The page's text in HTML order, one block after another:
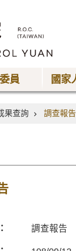
員 國家
果查詢 調查報告
調查報告